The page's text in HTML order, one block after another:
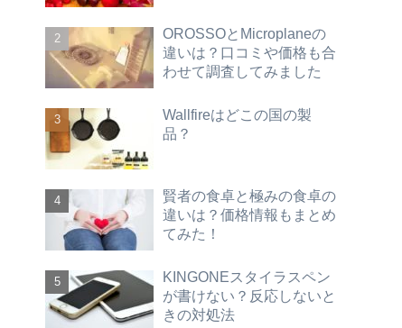
OROSSOとMicroplaneの
違いは？口コミや価格も合
わせて調査してみました
Wallfireはどこの国の製
品？
賢者の食卓と極みの食卓の
違いは？価格情報もまとめ
てみた！
KINGONEスタイラスペン
が書けない？反応しないと
きの対処法